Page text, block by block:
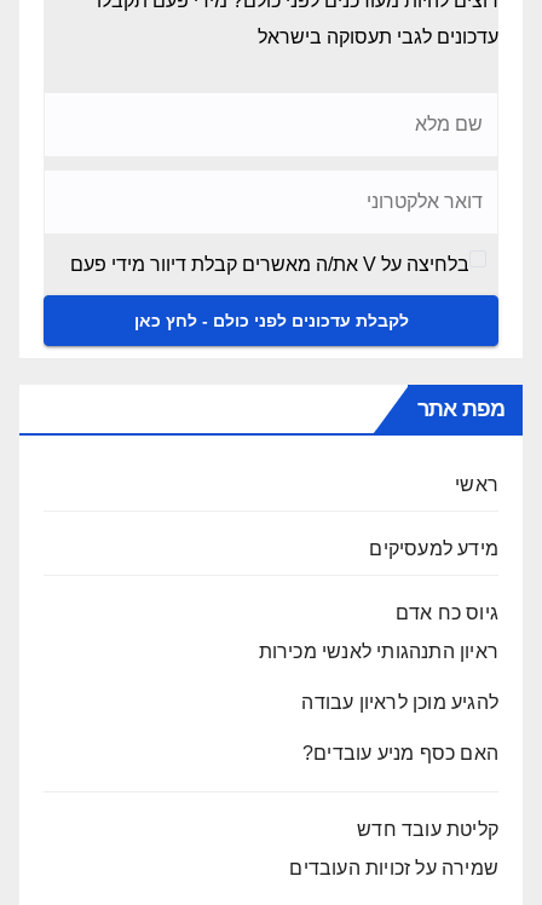
k
עדכונים לגבי תעסוקה בישראל
בלחיצה על V את/ה מאשרים קבלת דיוור מידי פעם
מפת אתר
ראשי
מידע למעסיקים
גיוס כח אדם
ראיון התנהגותי לאנשי מכירות
להגיע מוכן לראיון עבודה
האם כסף מניע עובדים?
קליטת עובד חדש
שמירה על זכויות העובדים